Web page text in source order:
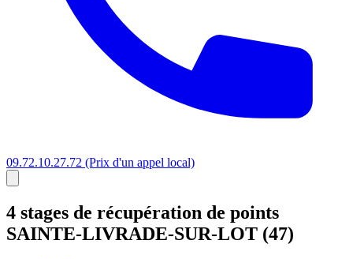
09.72.10.27.72 (Prix d'un appel local)
4 stages de récupération de points
SAINTE-LIVRADE-SUR-LOT (47)